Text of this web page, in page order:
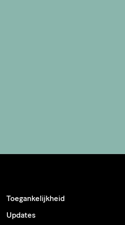
Toegankelijkheid
Updates